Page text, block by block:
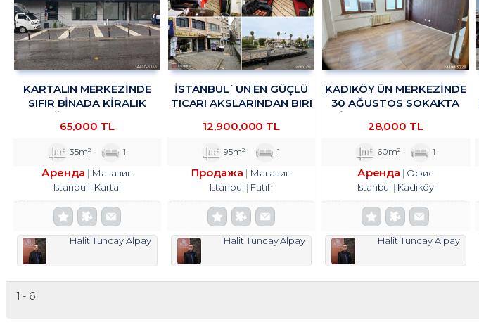
KARTALIN MERKEZİNDE
SIFIR BİNADA KİRALIK
TROYKADAN.
65,000 TL
35m² 1
Аренда
Магазин
Istanbul
Kartal
Halit Tuncay Alpay
İSTANBUL`UN EN GÜÇLÜ
TICARI AKSLARINDAN BIRI
ÜZERINDE, HISTORIA AVM
KARŞISINDA
12,900,000 TL
95m² 1
Продажа
Магазин
Istanbul
Fatih
Halit Tuncay Alpay
KADIKÖY ÜN MERKEZİNDE
30 AĞUSTOS SOKAKTA
UYGUN 1+1 KİRALIK
TROYKADAN
28,000 TL
60m² 1
Аренда
Офис
Istanbul
Kadıköy
Halit Tuncay Alpay
1 - 6